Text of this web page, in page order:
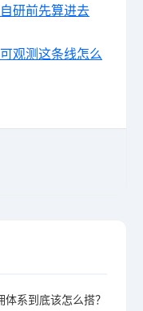
研前先算进去
观测这条线怎么
系到底该怎么搭？